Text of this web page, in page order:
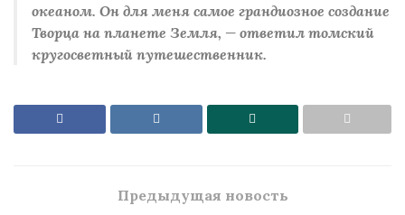
океаном. Он для меня самое грандиозное создание
Творца на планете Земля, — ответил томский
кругосветный путешественник.
Предыдущая новость